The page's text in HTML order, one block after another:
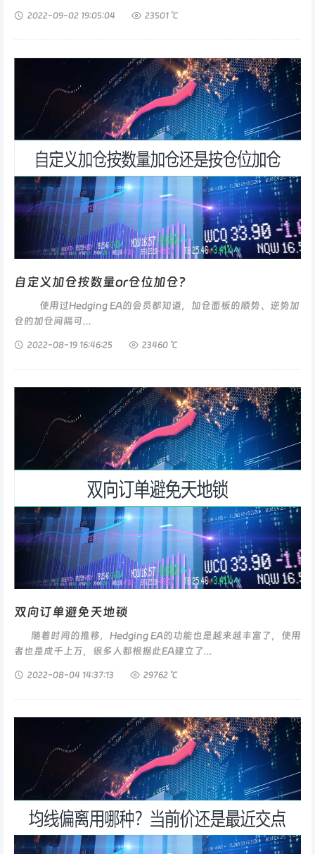
2022-09-02 19:05:04 23501 ℃
自定义加仓按数量or仓位加仓？
使用过Hedging EA的会员都知道，加仓面板的顺势、逆势加
仓的加仓间隔可...
2022-08-19 16:46:25 23460 ℃
双向订单避免天地锁
随着时间的推移，Hedging EA的功能也是越来越丰富了，使用
者也是成千上万，很多人都根据此EA建立了...
2022-08-04 14:37:13 29762 ℃